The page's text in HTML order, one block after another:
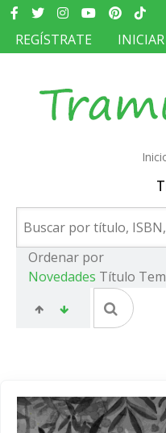
Pasar
contenido
Redes
sociales
MENÚ
DEL
D'USUARI
REGÍSTRATE
Sobrescribir
de
ayuda
a
la
navegación
Ordenar por
Novedades Título